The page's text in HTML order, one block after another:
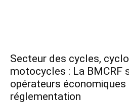
Secteur des cycles,
motocycles : La BMCRF
opérateurs
réglementation